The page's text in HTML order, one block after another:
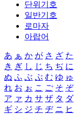
단위기호
일반기호
로마자
아랍어
あ ぁ か が さ ざ た
き ぎ し じ ち ぢ に
ぬ ふ ぶ ぷ む ゆ ゅ
れ お ぉ こ ご そ ぞ
ア ァ カ サ ザ タ ダ
ギ シ ジ チ ヂ ニ ヒ